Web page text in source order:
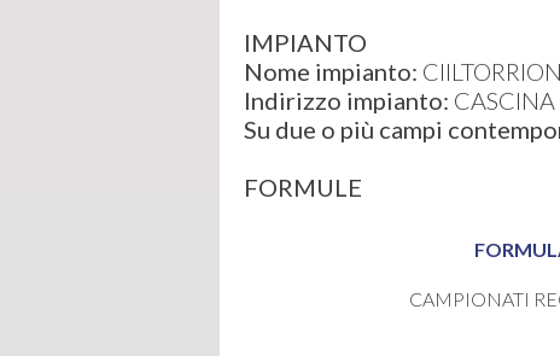
IMPIANTO
Nome impianto:
Indirizzo impianto:
Su due o più campi
FORMULE
CAMPIONATI